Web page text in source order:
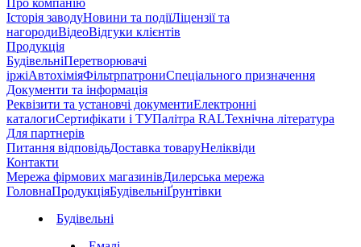
Про компанію
Історія заводуНовини та подіїЛіцензії та
нагородиВідеоВідгуки клієнтів
Продукція
БудівельніПеретворювачі
іржіАвтохіміяФільтрпатрониСпеціального призначення
Документи та інформація
Реквізити та установчі документиЕлектронні
каталогиСертифікати і ТУПалітра RALТехнічна література
Для партнерів
Питання відповідьДоставка товаруНеліквіди
Контакти
Мережа фірмових магазинівДилерська мережа
ГоловнаПродукціяБудівельніҐрунтівки
Будівельні